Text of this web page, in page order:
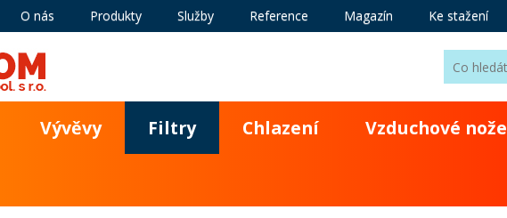
O nás Produkty Služby Reference Magazín Ke stažení
Vývěvy Filtry Chlazení Vzduchové nože